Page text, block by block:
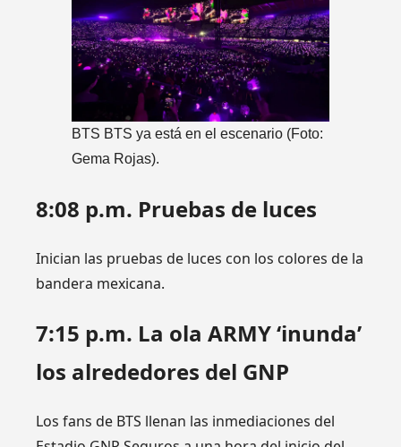
BTS BTS ya está en el escenario (Foto:
Gema Rojas).
8:08 p.m. Pruebas de luces
Inician las pruebas de luces con los colores de la
bandera mexicana.
7:15 p.m. La ola ARMY ‘inunda’
los alrededores del GNP
Los fans de BTS llenan las inmediaciones del